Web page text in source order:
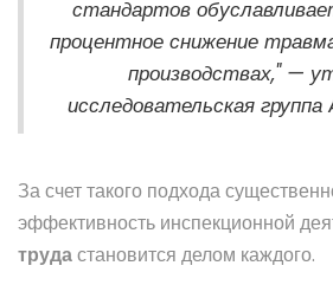
стандартов
процентное снижение
производствах," —
исследовательская
За счет такого подхода
эффективность инспекционной
трудастановится делом каждого.